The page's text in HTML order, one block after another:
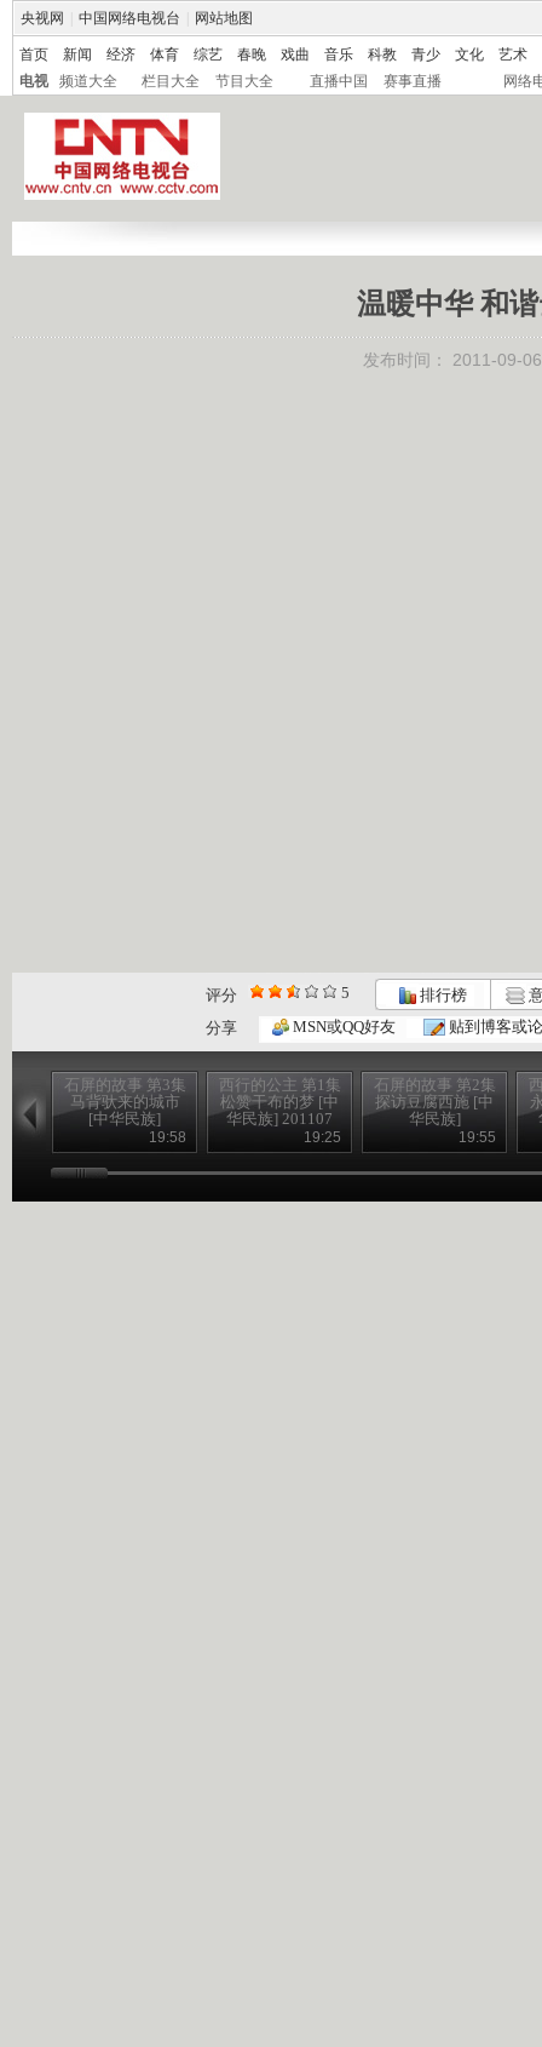
央视网 中国网络电视台 网站地图
首页 新闻 经济 体育 综艺 春晚 戏曲 音乐 科教 青少 文化
艺术
电视
频道大全 栏目大全 节目大全 直播中国 赛事直播 网络
温暖中华 和
发布时间： 2011-09-
评分 5 排行榜
分享
MSN或QQ好友 贴到博客或
石屏的故事 第3集
马背驮来的城市
[中华民族]
19:58
西行的公主 第1集
松赞干布的梦 [中
华民族] 201107
19:25
石屏的故事 第2集
探访豆腐西施 [中
华民族]
19:55